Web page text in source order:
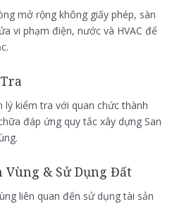
mở rộng không giấy phép, sàn
vi phạm điện, nước và HVAC để
lý kiểm tra với quan chức thành
đáp ứng quy tắc xây dựng San
Vùng & Sử Dụng Đất
liên quan đến sử dụng tài sản